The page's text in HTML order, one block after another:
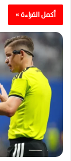
أكمل القراءة »